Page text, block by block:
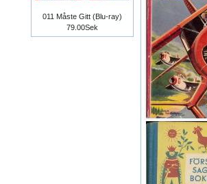
011 Måste Gitt (Blu-ray)
79.00Sek